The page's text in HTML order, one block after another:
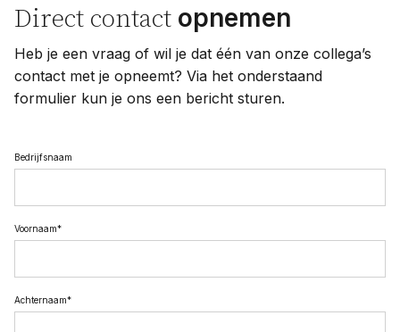
Direct contact opnemen
Heb je een vraag of wil je dat één van onze collega’s
contact met je opneemt? Via het onderstaand
formulier kun je ons een bericht sturen.
Bedrijfsnaam
Voornaam*
Achternaam*